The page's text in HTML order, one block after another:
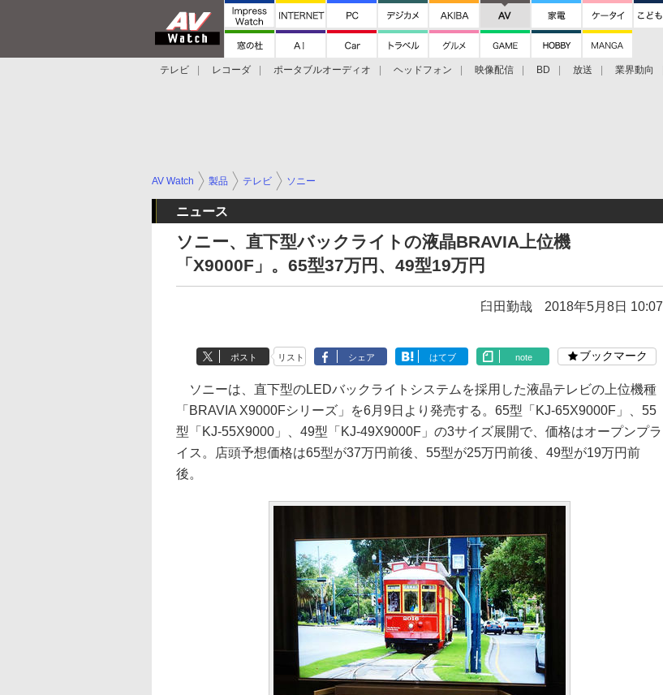
テレビ レコーダ ポータブルオーディオ ヘッドフォン 映像配信 BD 放送 業界動向
AV Watch 製品 テレビ ソニー
ニュース
ソニー、直下型バックライトの液晶BRAVIA上位機
「X9000F」。65型37万円、49型19万円
臼田勤哉 2018年5月8日 10:07
ポスト リスト シェア はてブ note ブックマーク
ソニーは、直下型のLEDバックライトシステムを採用した液晶テレビの上位機種
「BRAVIA X9000Fシリーズ」を6月9日より発売する。65型「KJ-65X9000F」、55
型「KJ-55X9000」、49型「KJ-49X9000F」の3サイズ展開で、価格はオープンプラ
イス。店頭予想価格は65型が37万円前後、55型が25万円前後、49型が19万円前
後。